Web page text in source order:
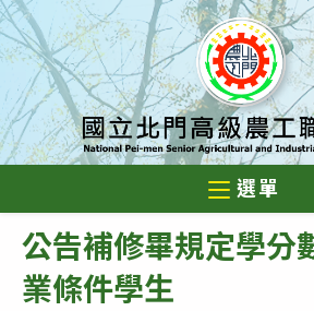
跳
轉
主
要
內
選單
公告補修畢規定學分
業條件學生